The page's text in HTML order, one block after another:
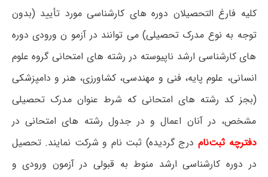
کلیه فارغ التحصیلان دوره های کارشناسی مورد تأیید (بدون
توجه به نوع مدرک تحصیلی) می توانند در آزمو ن ورودی دوره
های کارشناسی ارشد ناپیوسته در رشته های امتحانی گروه علوم
انسانی، علوم پایه، فنی و مهندسی، کشاورزی، هنر و دامپزشکی
(بجز کد رشته های امتحانی که شرط عنوان مدرک تحصیلی
مشخص، در آنان اعمال و در جدول رشته های امتحانی در
دفترچه ثبت‌نام درج گردیده) ثبت نام و شرکت نمایند. تحصیل
در دوره کارشناسی ارشد منوط به قبولی در آزمون ورودی و